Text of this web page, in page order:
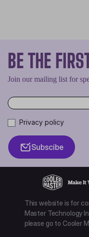
BE THE
Join our mailing list for
Privacy policy
Subscibe
This website is for
Master Technology
please go to Cooler